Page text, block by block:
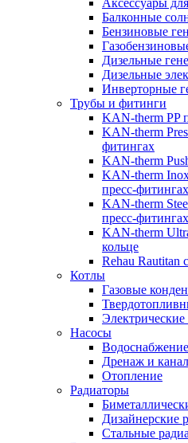
Аксессуары
Балконные
Бензиновые
Дизельные
Дизельные
Инверторные
Трубы и фитинги
KAN-therm PP
KAN-therm
фитингах
KAN-therm
KAN-therm
пресс-фитингах
KAN-therm
пресс-фитингах
KAN-therm
кольце
Rehau Rautitan
Котлы
Газовые
Насосы
Водоснабжение
Дренаж и
Отопление
Радиаторы
Дизайнерские
Стальные